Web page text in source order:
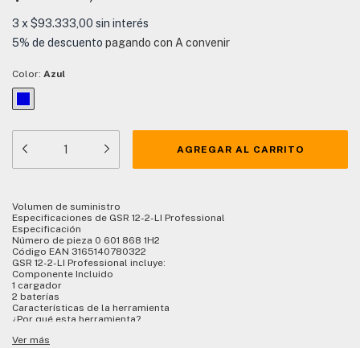
3 x $93.333,00 sin interés
5% de descuento pagando con A convenir
Color: Azul
Volumen de suministro
Especificaciones de GSR 12-2-LI Professional
Especificación
Número de pieza 0 601 868 1H2
Código EAN 3165140780322
GSR 12-2-LI Professional incluye:
Componente Incluido
1 cargador
2 baterías
Características de la herramienta
¿Por qué esta herramienta?
Indicador de carga
Ver más